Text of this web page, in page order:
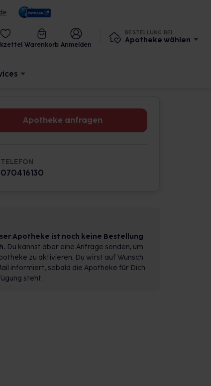
Warenkorb Anmelden
BESTELLUNG BEI
Apotheke wählen
Apotheke anfragen
TELEFON
070416130
Apotheke ist noch keine Bestellung
Du kannst aber eine Anfrage senden, um
zu aktivieren. Du wirst auf Wunsch
informiert, sobald die Apotheke für Dich
steht.